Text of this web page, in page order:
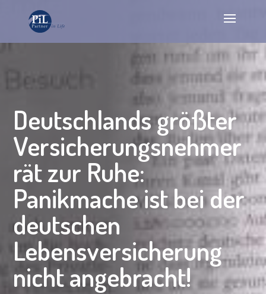
Deutschlands größter
Versicherungsnehmer
rät zur Ruhe:
Panikmache ist bei der
deutschen
Lebensversicherung
nicht angebracht!